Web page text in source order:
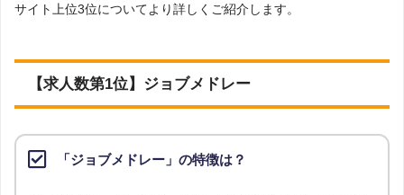
［解説3］転職エージェントも、複数の企業に同時応募できますが、転
イトでは自身で興味のある求人があればいくらでも自由に応募すること
ができます。
欲しいのか、企業の内情はどうなのかを理解しているため、より詳しい
調査対象とした転職サイトについて
調査対象とした求人について
調査日
求人数ランキング上部または下部に記載
サイト上位3位についてより詳しくご紹介します。
【求人数第1位】ジョブメドレー
「ジョブメドレー」の特徴は？